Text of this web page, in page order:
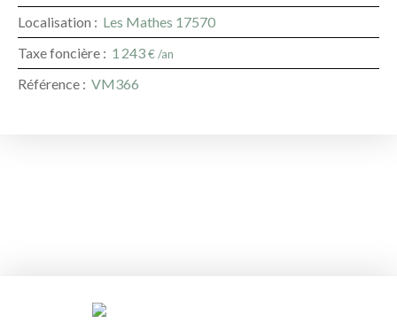
Localisation : Les Mathes 17570
Taxe foncière : 1 243€ /an
Référence : VM366